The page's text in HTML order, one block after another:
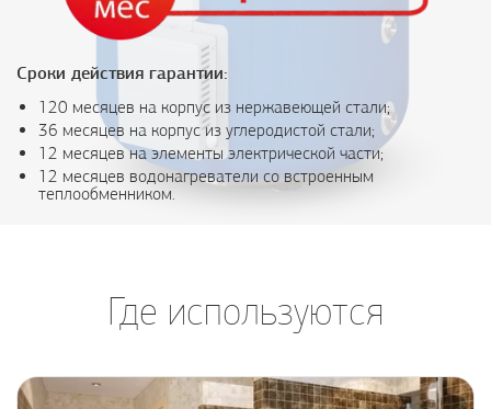
Сроки действия гарантии:
120 месяцев на корпус из нержавеющей стали;
36 месяцев на корпус из углеродистой стали;
12 месяцев на элементы электрической части;
12 месяцев водонагреватели со встроенным
теплообменником.
Где используются